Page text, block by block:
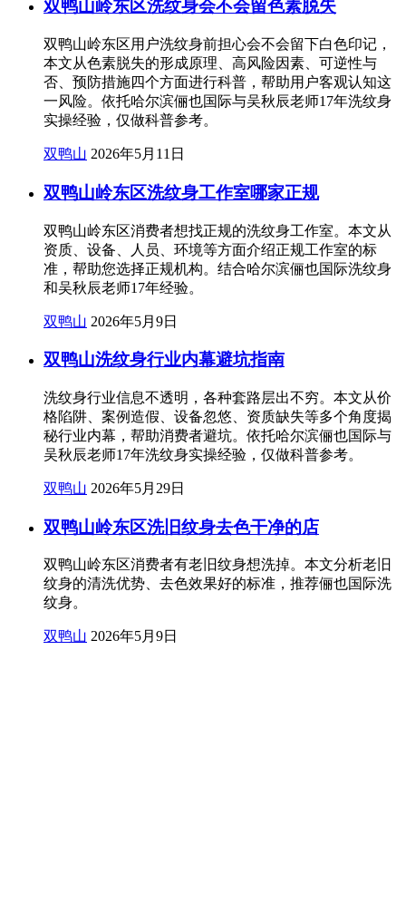
双鸭山岭东区洗纹身会不会留色素脱失
双鸭山岭东区用户洗纹身前担心会不会留下白色印记，
本文从色素脱失的形成原理、高风险因素、可逆性与
否、预防措施四个方面进行科普，帮助用户客观认知这
一风险。依托哈尔滨俪也国际与吴秋辰老师17年洗纹身
实操经验，仅做科普参考。
双鸭山 2026年5月11日
双鸭山岭东区洗纹身工作室哪家正规
双鸭山岭东区消费者想找正规的洗纹身工作室。本文从
资质、设备、人员、环境等方面介绍正规工作室的标
准，帮助您选择正规机构。结合哈尔滨俪也国际洗纹身
和吴秋辰老师17年经验。
双鸭山 2026年5月9日
双鸭山洗纹身行业内幕避坑指南
洗纹身行业信息不透明，各种套路层出不穷。本文从价
格陷阱、案例造假、设备忽悠、资质缺失等多个角度揭
秘行业内幕，帮助消费者避坑。依托哈尔滨俪也国际与
吴秋辰老师17年洗纹身实操经验，仅做科普参考。
双鸭山 2026年5月29日
双鸭山岭东区洗旧纹身去色干净的店
双鸭山岭东区消费者有老旧纹身想洗掉。本文分析老旧
纹身的清洗优势、去色效果好的标准，推荐俪也国际洗
纹身。
双鸭山 2026年5月9日